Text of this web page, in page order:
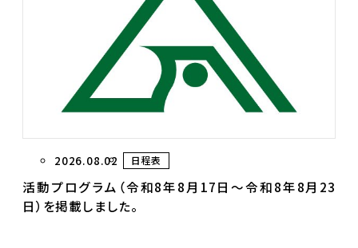
2026.08.02 日程表
活動プログラム（令和8年8月17日～令和8年8月23
日）を掲載しました。